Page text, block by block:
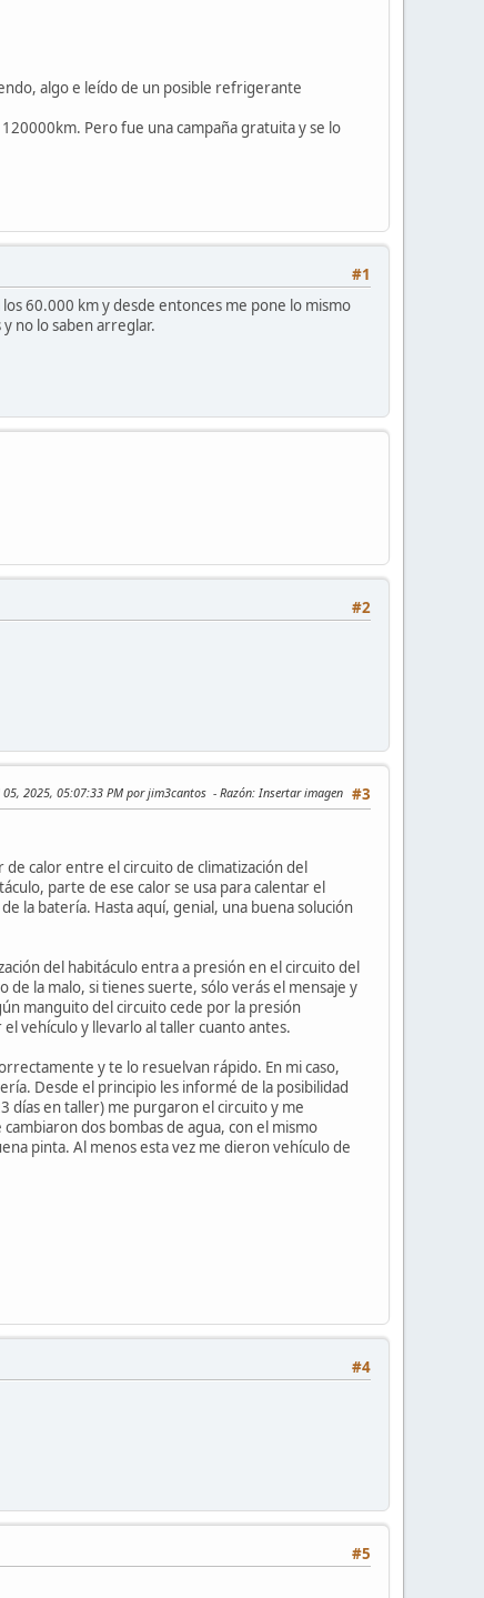
algo e leído de un posible refrigerante
Pero fue una campaña gratuita y se lo
#1
60.000 km y desde entonces me pone lo mismo
no lo saben arreglar.
#2
#3
2025, 05:07:33 PM por jim3cantos Razón: Insertar imagen
calor entre el circuito de climatización del
parte de ese calor se usa para calentar el
la batería. Hasta aquí, genial, una buena solución
del habitáculo entra a presión en el circuito del
la malo, si tienes suerte, sólo verás el mensaje y
manguito del circuito cede por la presión
vehículo y llevarlo al taller cuanto antes.
y te lo resuelvan rápido. En mi caso,
Desde el principio les informé de la posibilidad
días en taller) me purgaron el circuito y me
dos bombas de agua, con el mismo
pinta. Al menos esta vez me dieron vehículo de
#4
#5